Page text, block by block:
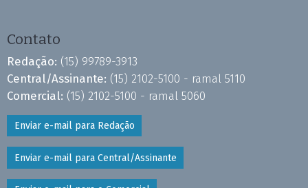
Contato
Redação: (15) 99789-3913
Central/Assinante: (15) 2102-5100 - ramal 5110
Comercial: (15) 2102-5100 - ramal 5060
Enviar e-mail para Redação
Enviar e-mail para Central/Assinante